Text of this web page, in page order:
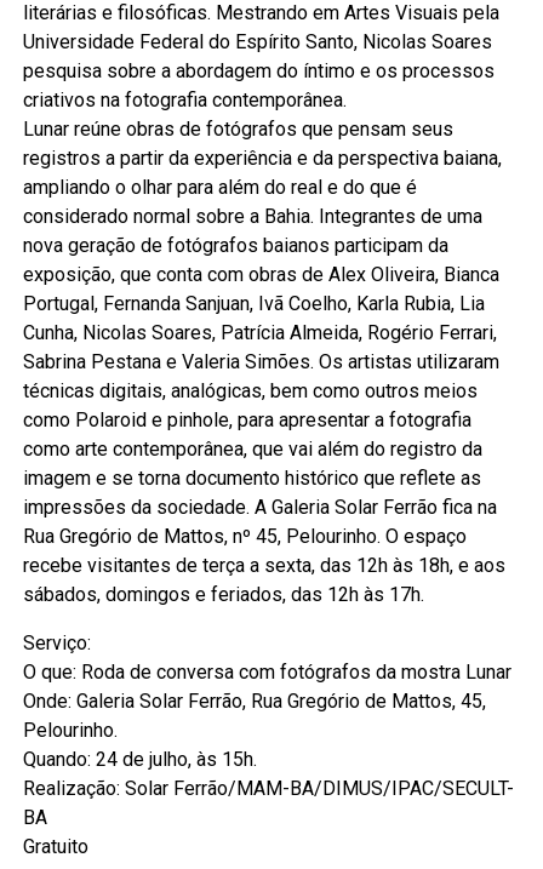
literárias e filosóficas. Mestrando em Artes Visuais pela
Universidade Federal do Espírito Santo, Nicolas Soares
pesquisa sobre a abordagem do íntimo e os processos
criativos na fotografia contemporânea.
Lunar reúne obras de fotógrafos que pensam seus
registros a partir da experiência e da perspectiva baiana,
ampliando o olhar para além do real e do que é
considerado normal sobre a Bahia. Integrantes de uma
nova geração de fotógrafos baianos participam da
exposição, que conta com obras de Alex Oliveira, Bianca
Portugal, Fernanda Sanjuan, Ivã Coelho, Karla Rubia, Lia
Cunha, Nicolas Soares, Patrícia Almeida, Rogério Ferrari,
Sabrina Pestana e Valeria Simões. Os artistas utilizaram
técnicas digitais, analógicas, bem como outros meios
como Polaroid e pinhole, para apresentar a fotografia
como arte contemporânea, que vai além do registro da
imagem e se torna documento histórico que reflete as
impressões da sociedade. A Galeria Solar Ferrão fica na
Rua Gregório de Mattos, nº 45, Pelourinho. O espaço
recebe visitantes de terça a sexta, das 12h às 18h, e aos
sábados, domingos e feriados, das 12h às 17h.
Serviço:
O que: Roda de conversa com fotógrafos da mostra Lunar
Onde: Galeria Solar Ferrão, Rua Gregório de Mattos, 45,
Pelourinho.
Quando: 24 de julho, às 15h.
Realização: Solar Ferrão/MAM-BA/DIMUS/IPAC/SECULT-
BA
Gratuito